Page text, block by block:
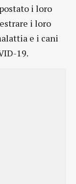
i loro
i loro
e i cani
19.